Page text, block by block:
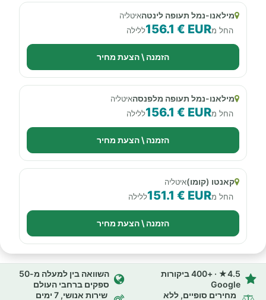
מילאנו-נמל תעופה לינטהאיטליה
החל מ156.1 € EURללילה
הזמנה \ הצעת מחיר
מילאנו-נמל תעופה מלפנסהאיטליה
החל מ156.1 € EURללילה
הזמנה \ הצעת מחיר
קאנטו (קומו)איטליה
החל מ151.1 € EURללילה
הזמנה \ הצעת מחיר
4.5★ · +400 ביקורות
Google
השוואה בין למעלה מ-50
ספקים ברחבי העולם
מחירים סופיים, ללא
שירות אנושי, 7 ימים